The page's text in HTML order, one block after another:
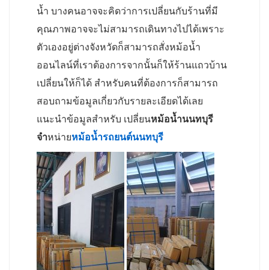
น้ำ บางคนอาจจะคิดว่าการเปลี่ยนกับร้านที่มี
คุณภาพอาจจะไม่สามารถเดินทางไปได้เพราะ
ตัวเองอยู่ต่างจังหวัดก็สามารถสั่งหม้อน้ำ
ออนไลน์ที่เราต้องการจากนั้นก็ให้ร้านแถวบ้าน
เปลี่ยนให้ก็ได้ สำหรับคนที่ต้องการก็สามารถ
สอบถามข้อมูลเกี่ยวกับรายละเอียดได้เลย
แนะนำข้อมูลสำหรับ เปลี่ยนหม้อน้ำนนทบุรี
จำหน่ายหม้อน้ำรถยนต์นนทบุรี